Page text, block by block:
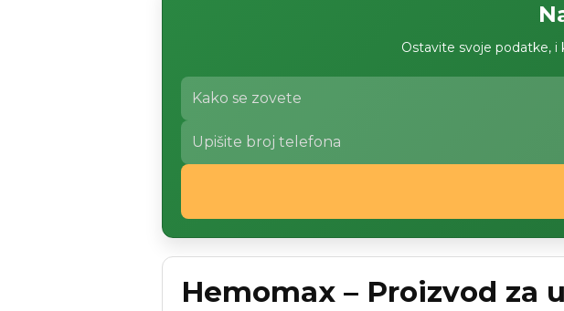
Ostavite svoje podatke,
Hemomax – Proizvod za